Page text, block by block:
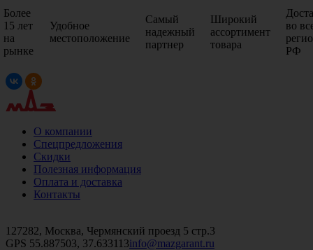
Более
15 лет
на
рынке
Удобное
местоположение
Самый
надежный
партнер
Широкий
ассортимент
товара
во
РФ
О компании
Спецпредложения
Скидки
Полезная информация
Оплата и доставка
Контакты
127282, Москва, Чермянский проезд 5 стр.3
GPS 55.887503, 37.633113info@mazgarant.ru